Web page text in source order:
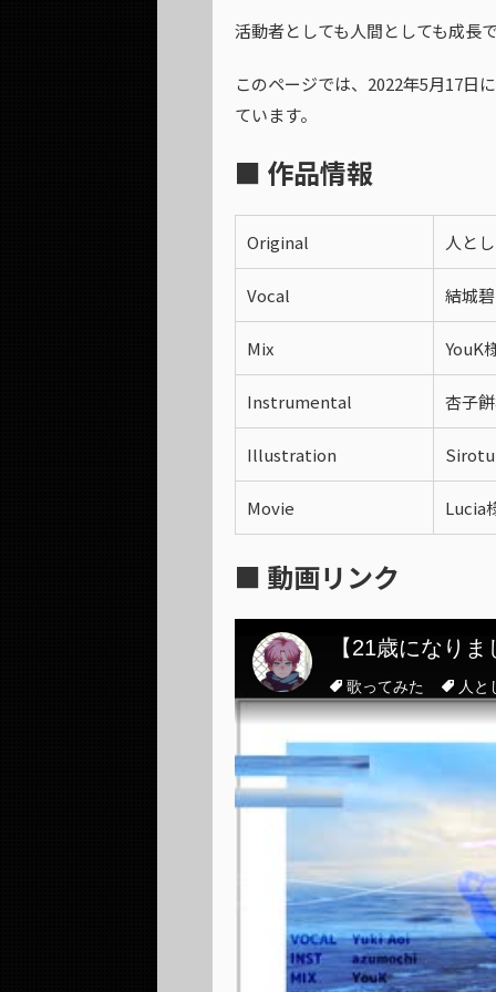
活動者としても人間としても成長
このページでは、2022年5月17日
ています。
■ 作品情報
Original 人と
Vocal 結城碧
Mix YouK
Instrumental 杏子
Illustration
Movie Lucia
■ 動画リンク